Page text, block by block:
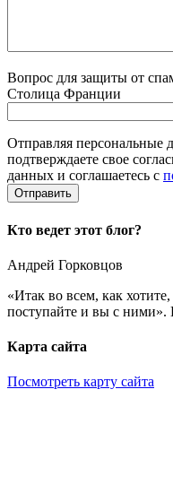
Вопрос для защиты от
Столица Франции
Отправляя
подтверждаете свое
данных и соглашаетесь с
Кто ведет этот блог?
Андрей Горковцов
«Итак во всем, как
поступайте и вы с ними».
Карта сайта
Посмотреть карту сайта